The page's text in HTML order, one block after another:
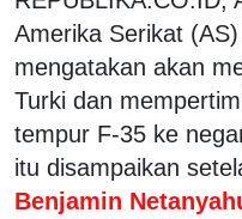
Amerika Serikat (AS)
mengatakan akan
Turki dan
tempur F-35 ke
itu disampaikan
Benjamin